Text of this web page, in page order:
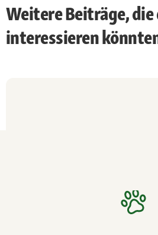
Weitere Beiträge, die
interessieren